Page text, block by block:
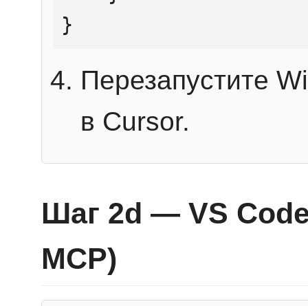
}
Перезапустите
в Cursor.
Шаг 2d — VS
MCP)